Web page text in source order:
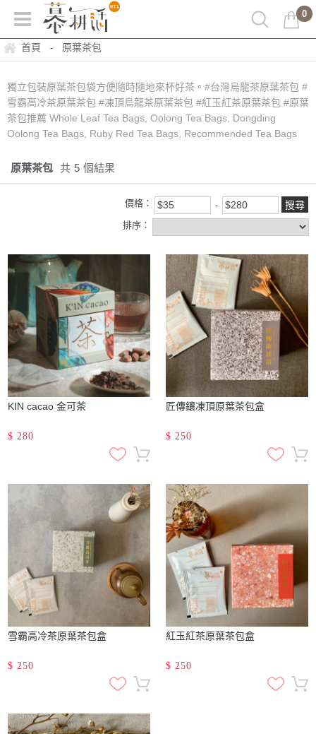
0
首頁 - 原葉茶包
獨立包裝原葉茶包袋方便隨時隨地來杯好茶。#台灣烏龍茶原葉茶包 #
雪霸高冷茶原葉茶包 #凍頂烏龍茶原葉茶包 #紅玉紅茶原葉茶包 #原葉
茶包推薦 Whole Leaf Tea Bags, Oolong Tea Bags, Dongding
Oolong Tea Bags, Ruby Red Tea Bags, Recommended Tea Bags
原葉茶包 共 5 個結果
價格：
排序：
KIN cacao 金可茶
$ 280
匠傳鑲凍頂原葉茶包盒
$ 250
雪霸高冷茶原葉茶包盒
$ 250
紅玉紅茶原葉茶包盒
$ 250